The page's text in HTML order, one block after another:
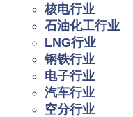
核电行业
石油化工行业
LNG行业
钢铁行业
电子行业
汽车行业
空分行业